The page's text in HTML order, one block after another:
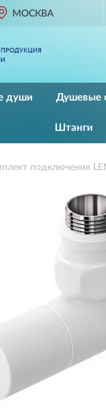
МОСКВА
души Душевые
Штанги
подключения